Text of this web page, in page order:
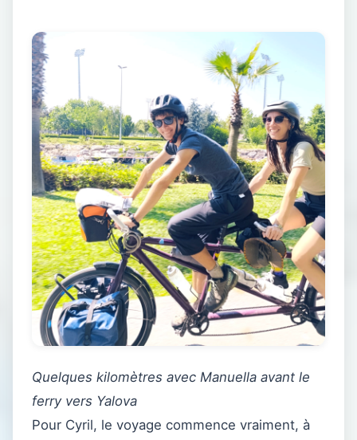
Quelques kilomètres avec Manuella avant le
ferry vers Yalova
Pour Cyril, le voyage commence vraiment, à